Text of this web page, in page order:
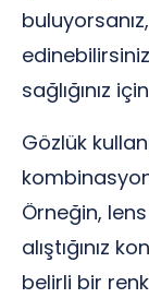
sağlığınız
Gözlük
Örneğin,
alıştığınız
belirli bir